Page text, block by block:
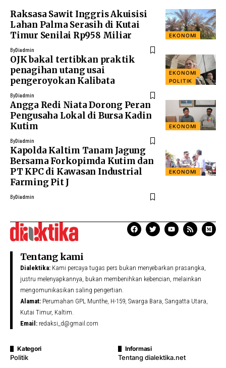
EKONOMI
Raksasa Sawit Inggris Akuisisi
Lahan Palma Serasih di Kutai
Timur Senilai Rp958 Miliar
ByDiadmin
EKONOMI
POLITIK
OJK bakal tertibkan praktik
penagihan utang usai
pengeroyokan Kalibata
ByDiadmin
EKONOMI
Angga Redi Niata Dorong Peran
Pengusaha Lokal di Bursa Kadin
Kutim
ByDiadmin
EKONOMI
Kapolda Kaltim Tanam Jagung
Bersama Forkopimda Kutim dan
PT KPC di Kawasan Industrial
Farming Pit J
ByDiadmin
Tentang kami
Dialektika: Kami percaya tugas pers bukan menyebarkan prasangka,
justru melenyapkannya, bukan membenihkan kebencian, melainkan
mengomunikasikan saling pengertian.
Alamat: Perumahan GPL Munthe, H-159, Swarga Bara, Sangatta Utara,
Kutai Timur, Kaltim.
Email: redaksi_d@gmail.com
Kategori
Politik
Informasi
Tentang dialektika.net